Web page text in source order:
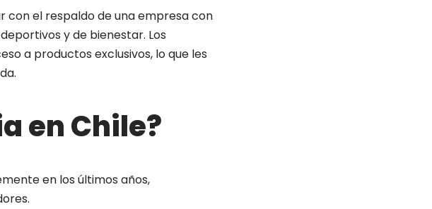
con el respaldo de una empresa con
y de bienestar. Los
a productos exclusivos, lo que les
en Chile?
en los últimos años,